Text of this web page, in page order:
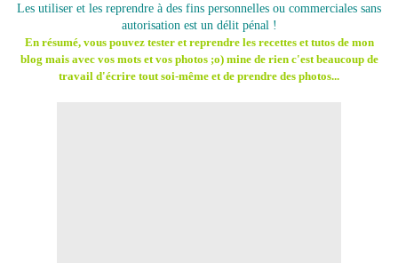
Les utiliser et les reprendre à des fins personnelles ou commerciales sans
autorisation est un délit pénal !
En résumé, vous pouvez tester et reprendre les recettes et tutos de mon
blog mais avec vos mots et vos photos ;o) mine de rien c'est beaucoup de
travail d'écrire tout soi-même et de prendre des photos...